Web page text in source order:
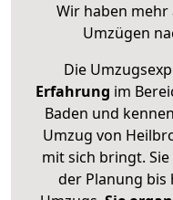
Wir haben mehr
Umzügen
Die
Erfahrung im
Baden und
Umzug von
mit sich bringt.
der Planung